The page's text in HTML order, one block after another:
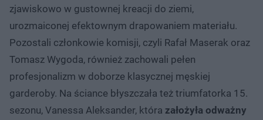
zjawiskowo w gustownej kreacji do ziemi,
urozmaiconej efektownym drapowaniem materiału.
Pozostali członkowie komisji, czyli Rafał Maserak oraz
Tomasz Wygoda, również zachowali pełen
profesjonalizm w doborze klasycznej męskiej
garderoby. Na ściance błyszczała też triumfatorka 15.
sezonu, Vanessa Aleksander, która założyła odważny